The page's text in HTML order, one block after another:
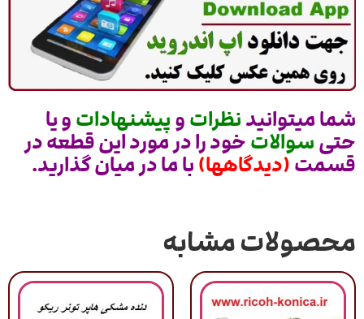
شما میتوانیدنظراتوپیشنهاداتو یا
حتیسوالاتخود را در مورد این قطعه در
قسمت(دیدگاهها)با ما در میان گذارید.
محصولات مشابه